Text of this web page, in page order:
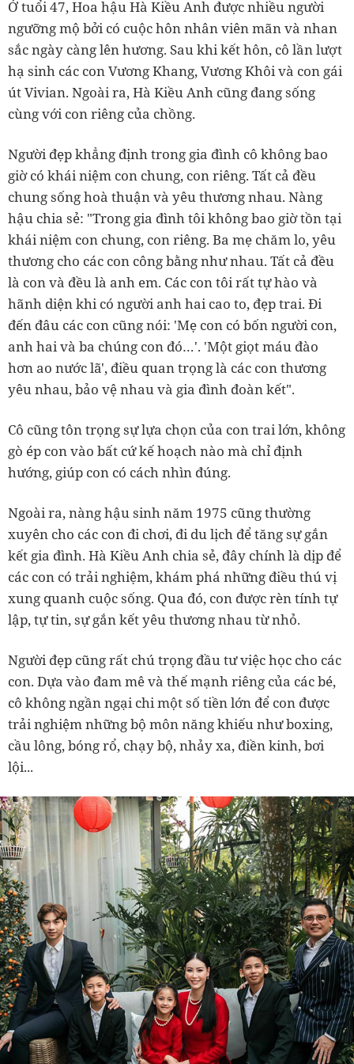
Ở tuổi 47, Hoa hậu Hà Kiều Anh được nhiều người
ngưỡng mộ bởi có cuộc hôn nhân viên mãn và nhan
sắc ngày càng lên hương. Sau khi kết hôn, cô lần lượt
hạ sinh các con Vương Khang, Vương Khôi và con gái
út Vivian. Ngoài ra, Hà Kiều Anh cũng đang sống
cùng với con riêng của chồng.
Người đẹp khẳng định trong gia đình cô không bao
giờ có khái niệm con chung, con riêng. Tất cả đều
chung sống hoà thuận và yêu thương nhau. Nàng
hậu chia sẻ: "Trong gia đình tôi không bao giờ tồn tại
khái niệm con chung, con riêng. Ba mẹ chăm lo, yêu
thương cho các con công bằng như nhau. Tất cả đều
là con và đều là anh em. Các con tôi rất tự hào và
hãnh diện khi có người anh hai cao to, đẹp trai. Đi
đến đâu các con cũng nói: 'Mẹ con có bốn người con,
anh hai và ba chúng con đó…'. 'Một giọt máu đào
hơn ao nước lã', điều quan trọng là các con thương
yêu nhau, bảo vệ nhau và gia đình đoàn kết".
Cô cũng tôn trọng sự lựa chọn của con trai lớn, không
gò ép con vào bất cứ kế hoạch nào mà chỉ định
hướng, giúp con có cách nhìn đúng.
Ngoài ra, nàng hậu sinh năm 1975 cũng thường
xuyên cho các con đi chơi, đi du lịch để tăng sự gắn
kết gia đình. Hà Kiều Anh chia sẻ, đây chính là dịp để
các con có trải nghiệm, khám phá những điều thú vị
xung quanh cuộc sống. Qua đó, con được rèn tính tự
lập, tự tin, sự gắn kết yêu thương nhau từ nhỏ.
Người đẹp cũng rất chú trọng đầu tư việc học cho các
con. Dựa vào đam mê và thế mạnh riêng của các bé,
cô không ngần ngại chi một số tiền lớn để con được
trải nghiệm những bộ môn năng khiếu như boxing,
cầu lông, bóng rổ, chạy bộ, nhảy xa, điền kinh, bơi
lội...